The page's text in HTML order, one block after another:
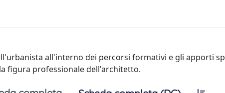
all'interno dei percorsi formativi e gli apporti
figura professionale dell'architetto.